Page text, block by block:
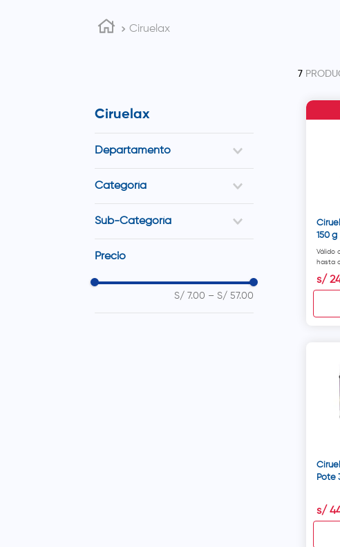
Ciruelax
Ciruelax
Departamento
Categoría
Sub-Categoría
Precio
S/ 7.00 – S/ 57.00
7
150 g
Válido
hasta
s/
Pote
s/